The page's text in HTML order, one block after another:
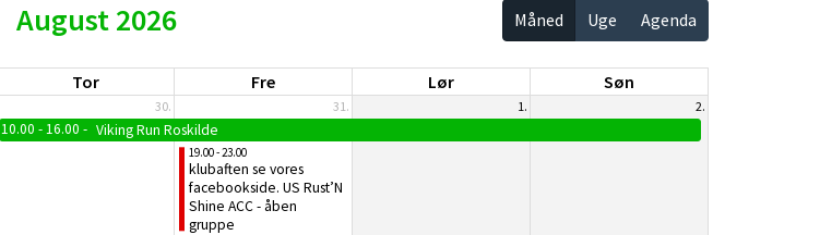
August 2026 Måned Uge Agenda
Tor Fre Lør Søn
30.
10.00 - 16.00 Viking Run Roskilde
31.
19.00 - 23.00
klubaften se vores
facebookside. US Rust’N
Shine ACC - åben
gruppe
1. 2.